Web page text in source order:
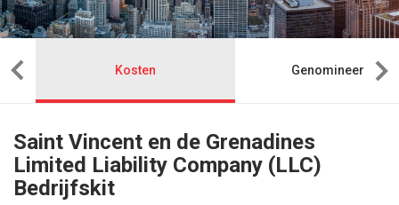
Kosten Genomineerde
Saint Vincent en de Grenadines
Limited Liability Company (LLC)
Bedrijfskit